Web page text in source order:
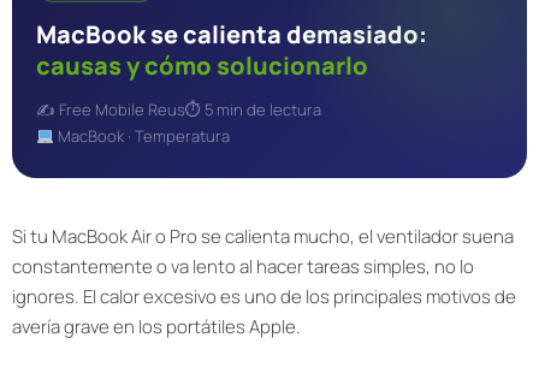
MacBook se calienta demasiado:
causas y cómo solucionarlo
✍️ Free Mobile Reus⏱ 5 min de lectura
MacBook · Temperatura
Si tu MacBook Air o Pro se calienta mucho, el ventilador suena
constantemente o va lento al hacer tareas simples, no lo
ignores. El calor excesivo es uno de los principales motivos de
avería grave en los portátiles Apple.